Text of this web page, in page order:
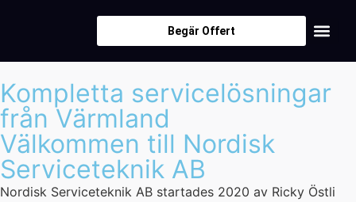
Begär Offert
Kompletta servicelösningar
från Värmland
Välkommen till Nordisk
Serviceteknik AB
Nordisk Serviceteknik AB startades 2020 av Ricky Östli